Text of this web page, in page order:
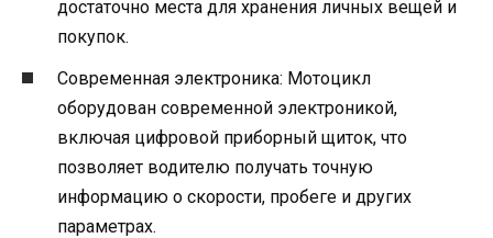
достаточно места для хранения личных вещей и
покупок.
Современная электроника: Мотоцикл
оборудован современной электроникой,
включая цифровой приборный щиток, что
позволяет водителю получать точную
информацию о скорости, пробеге и других
параметрах.